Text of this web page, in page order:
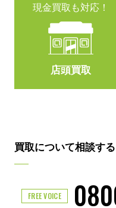
現金買取も対応！
店頭買取
買取について相談する
FREE VOICE